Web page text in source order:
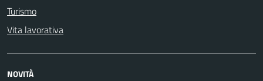
Turismo
Vita lavorativa
NOVITÀ